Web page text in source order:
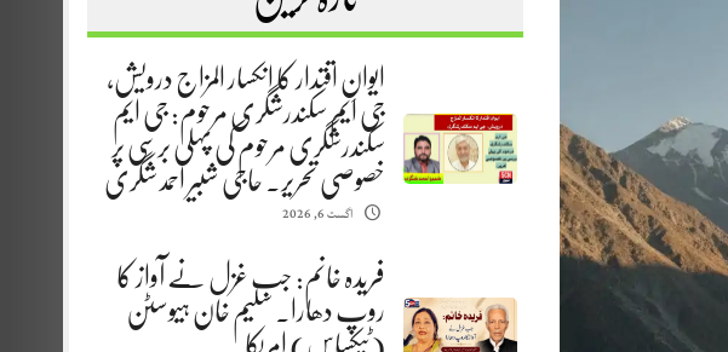
ایوانِ اقتدار کا انکسار المزاج درویش،
جی ایم سکندرشگری مرحوم: جی ایم
سکندرشگری مرحوم کی پہلی برسی پر
خصوصی تحریر. حاجی شبیر احمد شگری
اگست 6, 2026
فریدہ خانم: جب غزل نے آواز کا
روپ دھارا. سلیم خان ہیوسٹن
(ٹیکساس) امریکا